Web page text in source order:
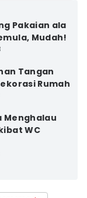
Pakaian ala
Mudah!
Tangan
Rumah
Menghalau
WC